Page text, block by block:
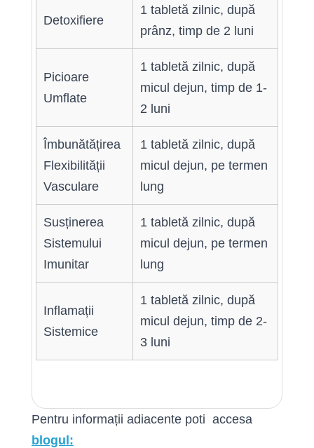
Detoxifiere
1 tabletă zilnic, după
prânz, timp de 2 luni
Picioare
Umflate
1 tabletă zilnic, după
micul dejun, timp de 1-
2 luni
Îmbunătățirea
Flexibilității
Vasculare
1 tabletă zilnic, după
micul dejun, pe termen
lung
Susținerea
Sistemului
Imunitar
1 tabletă zilnic, după
micul dejun, pe termen
lung
Inflamații
Sistemice
1 tabletă zilnic, după
micul dejun, timp de 2-
3 luni
Pentru informații adiacente poti accesa
blogul: